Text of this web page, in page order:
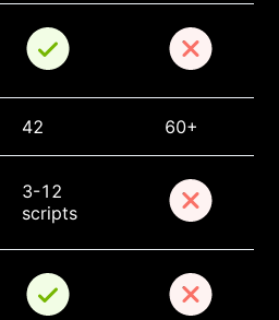
42 60+
3-12
scripts